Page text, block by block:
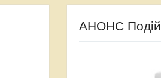
АНОНС Подій